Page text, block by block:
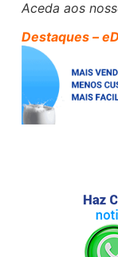
Aceda aos
Destaques –